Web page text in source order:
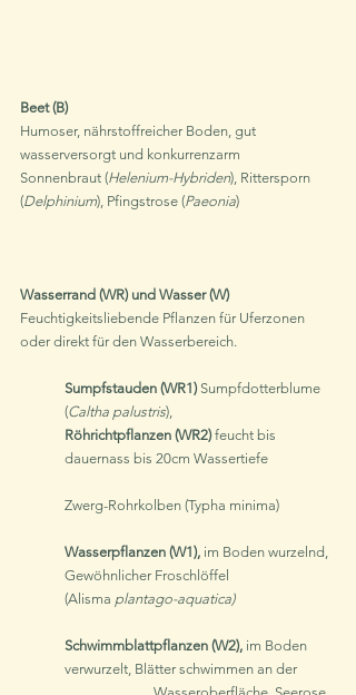
Beet (B)
Humoser, nährstoffreicher Boden, gut
wasserversorgt und konkurrenzarm
Sonnenbraut (Helenium-Hybriden), Rittersporn
(Delphinium), Pfingstrose (Paeonia)
Wasserrand (WR) und Wasser (W)
Feuchtigkeitsliebende Pflanzen für Uferzonen
oder direkt für den Wasserbereich.
Sumpfstauden (WR1) Sumpfdotterblume
(Caltha palustris),
Röhrichtpflanzen (WR2) feucht bis
dauernass bis 20cm Wassertiefe
Zwerg-Rohrkolben (Typha minima)
Wasserpflanzen (W1), im Boden wurzelnd,
Gewöhnlicher Froschlöffel
(Alisma plantago-aquatica)
Schwimmblattpflanzen (W2), im Boden
verwurzelt, Blätter schwimmen an der